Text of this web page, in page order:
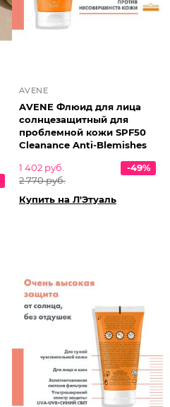
AVENE
AVENE Флюид для лица
солнцезащитный для
проблемной кожи SPF50
Cleanance Anti-Blemishes
1 402 руб.
2 770 руб.
-49%
Купить на Л'Этуаль